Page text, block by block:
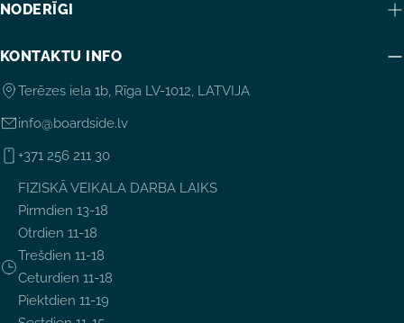
NODERĪGI
KONTAKTU INFO
Terēzes iela 1b, Rīga LV-1012, LATVIJA
info@boardside.lv
+371 256 211 30
FIZISKĀ VEIKALA DARBA LAIKS
Pirmdien 13-18
Otrdien 11-18
Trešdien 11-18
Ceturdien 11-18
Piektdien 11-19